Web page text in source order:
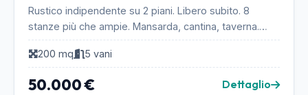
Rustico indipendente su 2 piani. Libero subito. 8
stanze più che ampie. Mansarda, cantina, taverna.
Tetto nuovo. Facciata in sassi a vista. Ottima com...
200 mq
5 vani
50.000 € Dettaglio